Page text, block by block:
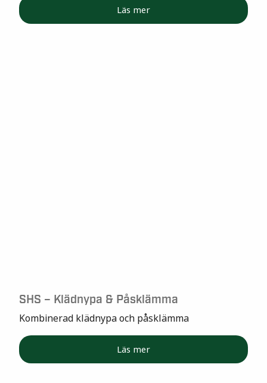
Läs mer
SHS – Klädnypa & Påsklämma
Kombinerad klädnypa och påsklämma
Läs mer